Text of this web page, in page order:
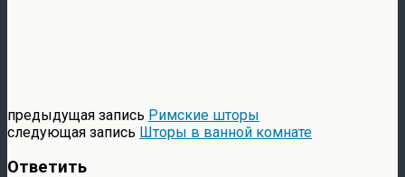
предыдущая запись Римские шторы
следующая запись Шторы в ванной комнате
Ответить